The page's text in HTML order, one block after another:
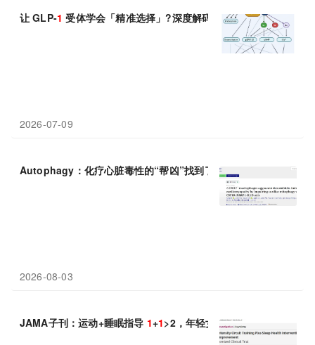
让 GLP-1 受体学会「精准选择」?深度解码偏向型 GLP-1RA 激
2026-07-09
Autophagy：化疗心脏毒性的“帮凶”找到了，上海交通大学邵琴
2026-08-03
JAMA子刊：运动+睡眠指导 1+1>2，年轻女性 8 周收获优质睡眠